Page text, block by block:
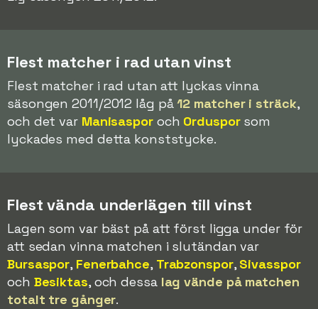
Flest matcher i rad utan vinst
Flest matcher i rad utan att lyckas vinna
säsongen 2011/2012 låg på12 matcher i sträck,
och det var Manisasporoch Ordusporsom
lyckades med detta konststycke.
Flest vända underlägen till vinst
Lagen som var bäst på att först ligga under för
att sedan vinna matchen i slutändan var
Bursaspor, Fenerbahce, Trabzonspor, Sivasspor
och Besiktas, och dessa lag vände på matchen
totalt tre gånger.